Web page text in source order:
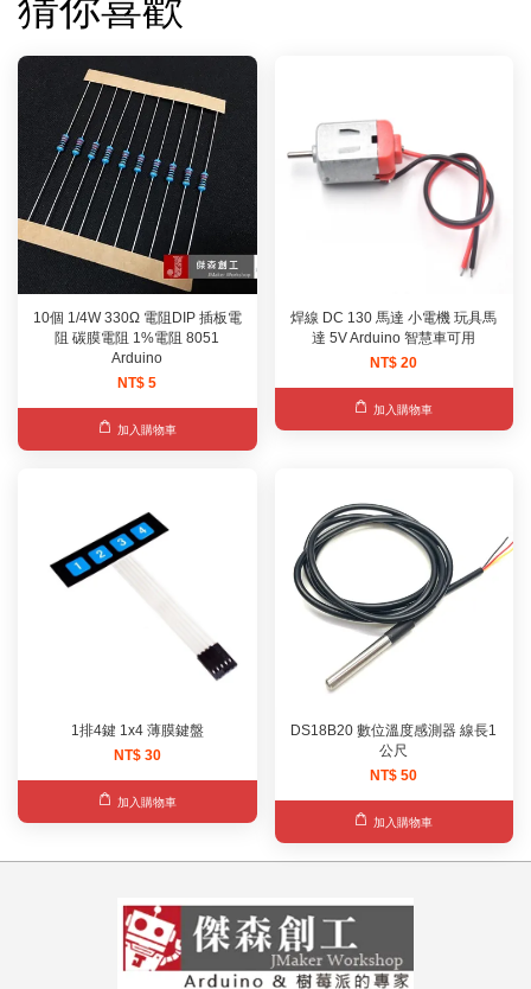
10個 1/4W 330Ω 電阻DIP 插板電
阻 碳膜電阻 1%電阻 8051
Arduino
NT$ 5
加入購物車
焊線 DC 130 馬達 小電機 玩具馬
達 5V Arduino 智慧車可用
NT$ 20
加入購物車
1排4鍵 1x4 薄膜鍵盤
NT$ 30
加入購物車
DS18B20 數位溫度感測器 線長1
公尺
NT$ 50
加入購物車